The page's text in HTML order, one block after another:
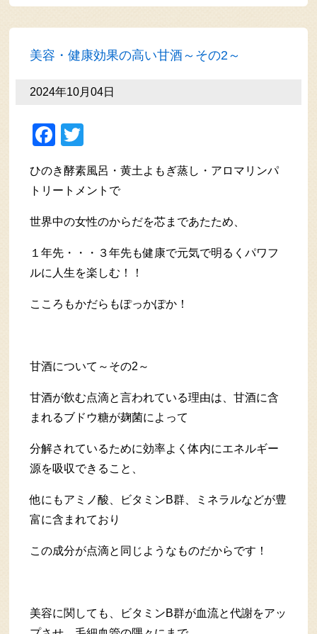
美容・健康効果の高い甘酒～その2～
2024年10月04日
Facebook
ひのき酵素風呂・黄土よもぎ蒸し・アロマリンパ
トリートメントで
世界中の女性のからだを芯まであたため、
１年先・・・３年先も健康で元気で明るくパワフ
ルに人生を楽しむ！！
こころもかだらもぽっかぽか！
甘酒について～その2～
甘酒が飲む点滴と言われている理由は、甘酒に含
まれるブドウ糖が麹菌によって
分解されているために効率よく体内にエネルギー
源を吸収できること、
他にもアミノ酸、ビタミンB群、ミネラルなどが豊
富に含まれており
この成分が点滴と同じようなものだからです！
美容に関しても、ビタミンB群が血流と代謝をアッ